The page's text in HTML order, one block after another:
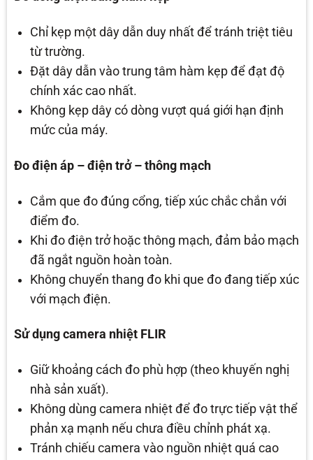
Chỉ kẹp một dây dẫn duy nhất để tránh triệt tiêu
từ trường.
Đặt dây dẫn vào trung tâm hàm kẹp để đạt độ
chính xác cao nhất.
Không kẹp dây có dòng vượt quá giới hạn định
mức của máy.
Đo điện áp – điện trở – thông mạch
Cắm que đo đúng cổng, tiếp xúc chắc chắn với
điểm đo.
Khi đo điện trở hoặc thông mạch, đảm bảo mạch
đã ngắt nguồn hoàn toàn.
Không chuyển thang đo khi que đo đang tiếp xúc
với mạch điện.
Sử dụng camera nhiệt FLIR
Giữ khoảng cách đo phù hợp (theo khuyến nghị
nhà sản xuất).
Không dùng camera nhiệt để đo trực tiếp vật thể
phản xạ mạnh nếu chưa điều chỉnh phát xạ.
Tránh chiếu camera vào nguồn nhiệt quá cao